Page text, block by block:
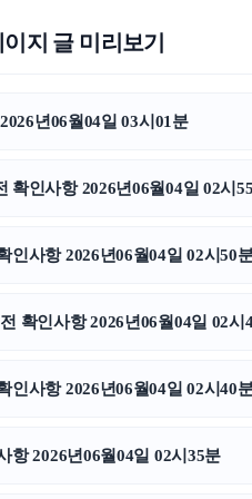
지 글 미리보기
년06월04일 03시01분
확인사항 2026년06월04일 02시
인사항 2026년06월04일 02시50
확인사항 2026년06월04일 02시
인사항 2026년06월04일 02시40
항 2026년06월04일 02시35분